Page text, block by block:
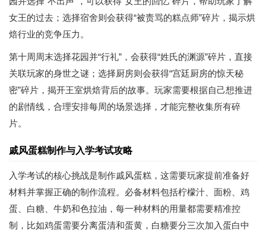
女王的过去；选择宿舍则会获得“被责骂的糕点师”碎片，揭示烘
焙行业的竞争压力。
第十周周末选择花园并“行礼”，会获得“姓氏的渊源”碎片，直接
关联玩家的身世之谜；选择厨房则会获得“宫廷厨房的惊天秘
密”碎片，揭开王室烘焙背后的故事。玩家需要根据自己想推进
的剧情线，合理安排每周的场景选择，才能完整收集所有碎
片。
戚风蛋糕制作与入学考试攻略
入学考试的核心挑战是制作戚风蛋糕，这需要玩家提前准备好
材料并掌握正确的制作流程。必备材料包括柠檬汁、面粉、鸡
蛋、白糖、牛奶和色拉油，每一种材料的用量都需要精准控
制，比如鸡蛋需要分离蛋清和蛋黄，白糖要分三次加入蛋白中